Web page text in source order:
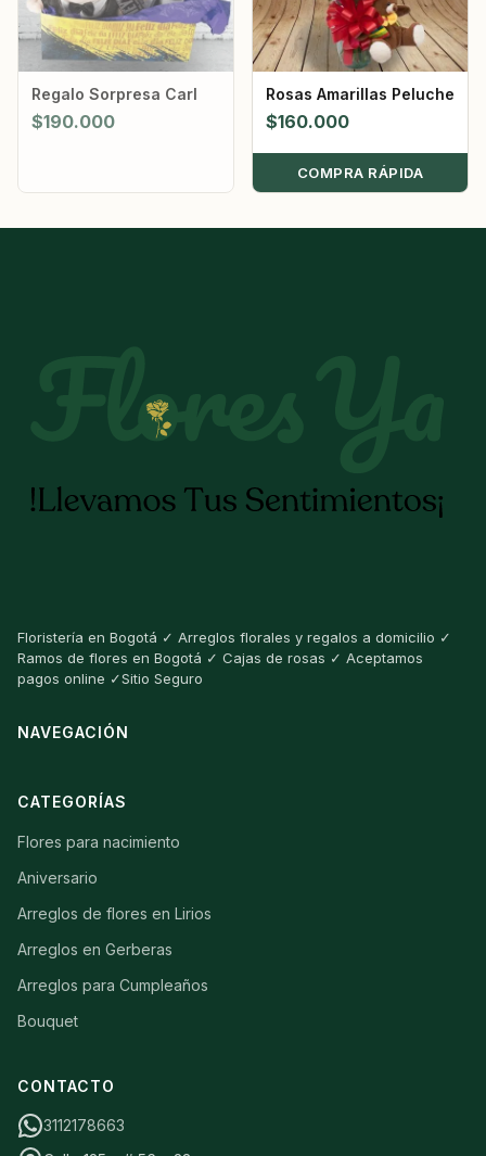
Regalo Sorpresa Carl
$190.000
Rosas Amarillas Peluche
$160.000
COMPRA RÁPIDA
Floristería en Bogotá ✓ Arreglos florales y regalos a domicilio ✓
Ramos de flores en Bogotá ✓ Cajas de rosas ✓ Aceptamos
pagos online ✓Sitio Seguro
NAVEGACIÓN
CATEGORÍAS
Flores para nacimiento
Aniversario
Arreglos de flores en Lirios
Arreglos en Gerberas
Arreglos para Cumpleaños
Bouquet
CONTACTO
3112178663